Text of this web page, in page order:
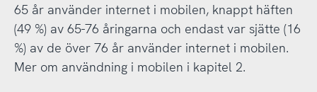
65 år använder internet i mobilen, knappt häften
(49 %) av 65-76 åringarna och endast var sjätte (16
%) av de över 76 år använder internet i mobilen.
Mer om användning i mobilen i kapitel 2.